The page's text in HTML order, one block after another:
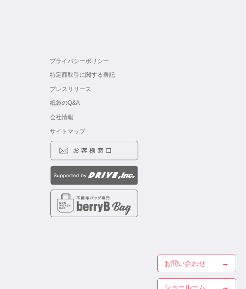
お問い合わせ
ショールーム
プライバシーポリシー
特定商取引に関する表記
プレスリリース
紙袋のQ&A
会社情報
サイトマップ